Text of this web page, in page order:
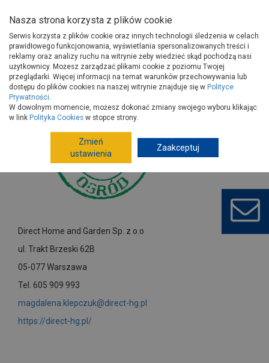
Strona główna Dostawcy Direct Home and Garden Sp. z o.o
Direct Home and Garden Sp. z o.o
ul. Trakt Brzeski 62B
05-077 Warszawa
Tel. 605 909 993
magdalena.klepczuk@direct-hg.pl
https://direct-hg.pl/
Nasza strona korzysta z plików cookie
Serwis korzysta z plików cookie oraz innych technologii śledzenia w celach
prawidłowego funkcjonowania, wyświetlania spersonalizowanych treści i
reklamy oraz analizy ruchu na witrynie żeby wiedzieć skąd pochodzą nasi
użytkownicy. Możesz zarządzać plikami cookie z poziomu Twojej
przeglądarki. Więcej informacji na temat warunków przechowywania lub
dostępu do plików cookies na naszej witrynie znajduje się w Polityce
Prywatności.
W dowolnym momencie, możesz dokonać zmiany swojego wyboru klikając
w link Polityka Cookies w stopce strony.
Zmień
ustawienia
Zaakceptuj